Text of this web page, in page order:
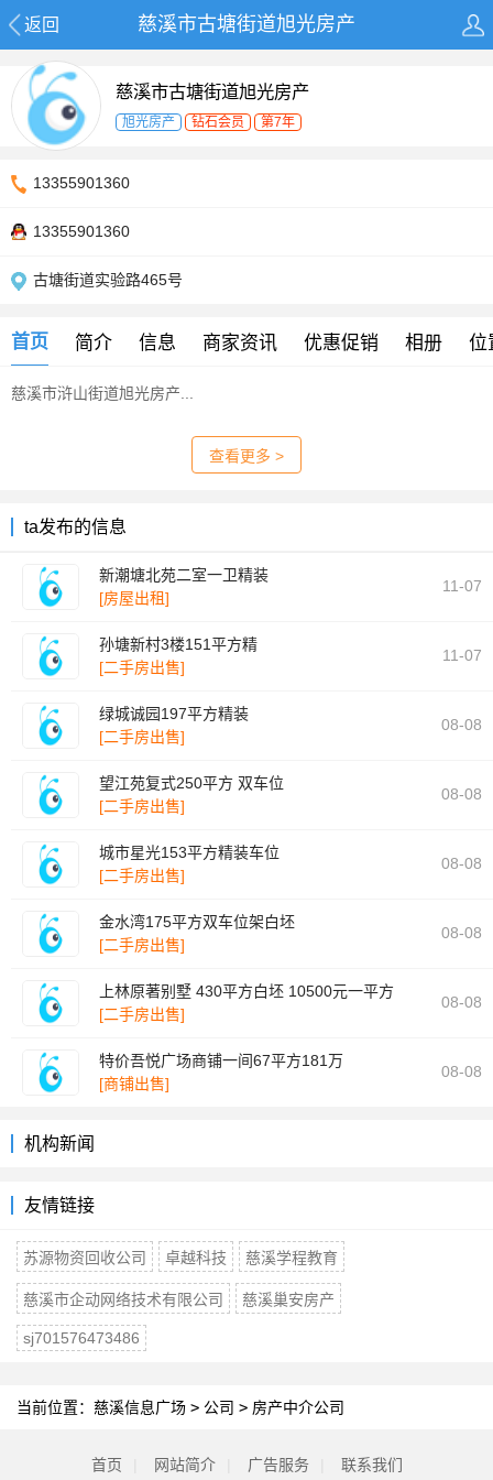
返回 慈溪市古塘街道旭光房产
慈溪市古塘街道旭光房产
旭光房产 钻石会员 第7年
13355901360
13355901360
古塘街道实验路465号
首页 简介 信息 商家资讯 优惠促销 相册 位
慈溪市浒山街道旭光房产...
查看更多 >
ta发布的信息
新潮塘北苑二室一卫精装
[房屋出租]
11-07
孙塘新村3楼151平方精
[二手房出售]
11-07
绿城诚园197平方精装
[二手房出售]
08-08
望江苑复式250平方 双车位
[二手房出售]
08-08
城市星光153平方精装车位
[二手房出售]
08-08
金水湾175平方双车位架白坯
[二手房出售]
08-08
上林原著别墅 430平方白坯 10500元一平方
[二手房出售]
08-08
特价吾悦广场商铺一间67平方181万
[商铺出售]
08-08
机构新闻
友情链接
苏源物资回收公司 卓越科技 慈溪学程教育
慈溪市企动网络技术有限公司 慈溪巢安房产
sj701576473486
当前位置： 慈溪信息广场 > 公司 > 房产中介公司
首页 网站简介 广告服务 联系我们